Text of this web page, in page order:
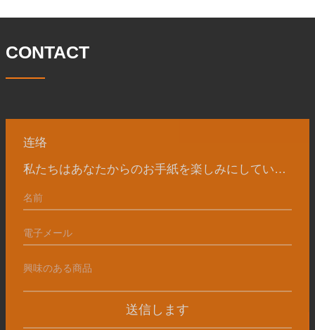
電、石油機械部品、建設機械、鉱業、冶
CONTACT
连络
私たちはあなたからのお手紙を楽しみにしています
送信します